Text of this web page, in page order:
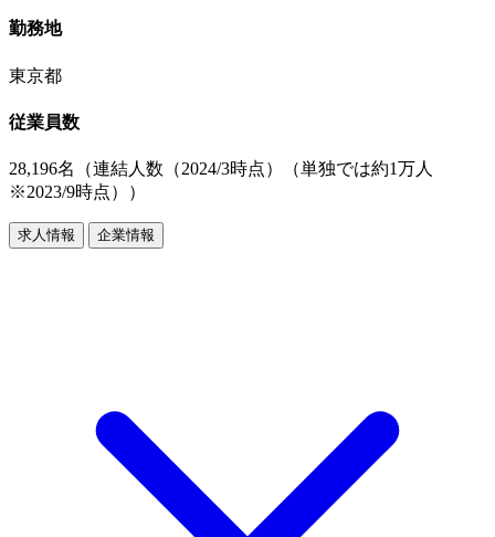
勤務地
東京都
従業員数
28,196名（連結人数（2024/3時点）（単独では約1万人
※2023/9時点））
求人情報 企業情報